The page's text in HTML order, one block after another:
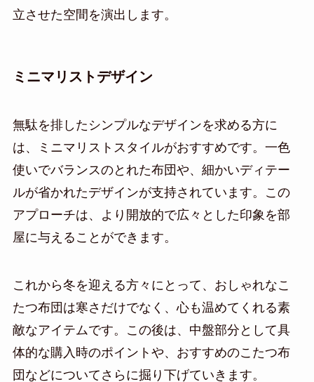
立させた空間を演出します。
ミニマリストデザイン
無駄を排したシンプルなデザインを求める方に
は、ミニマリストスタイルがおすすめです。一色
使いでバランスのとれた布団や、細かいディテー
ルが省かれたデザインが支持されています。この
アプローチは、より開放的で広々とした印象を部
屋に与えることができます。
これから冬を迎える方々にとって、おしゃれなこ
たつ布団は寒さだけでなく、心も温めてくれる素
敵なアイテムです。この後は、中盤部分として具
体的な購入時のポイントや、おすすめのこたつ布
団などについてさらに掘り下げていきます。